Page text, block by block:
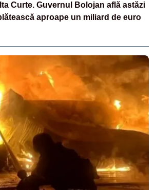
Curte. Guvernul Bolojan află astăzi
aproape un miliard de euro